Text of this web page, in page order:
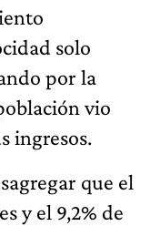
solo
por la
vio
ingresos.
que el
y el 9,2% de